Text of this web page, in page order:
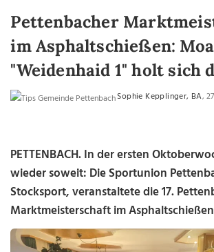
Pettenbacher
im Asphaltschießen:
"Weidenhaid 1" holt sich
Sophie Kepplinger, BA,
PETTENBACH. In der ersten
wieder soweit: Die Sportunion
Stocksport, veranstaltete die 17.
Marktmeisterschaft im